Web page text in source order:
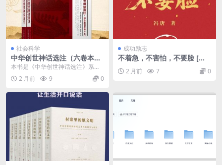
社会科学
中华创世神话选注（六卷本共
14册） [人文社科]
本书是《中华创世神话选注》系列
中关于“神的起源”神话的选集，共收
录3000余篇。...
2 月前 9 0
成功励志
不着急，不害怕，不要脸 [励
2 月前 7 0